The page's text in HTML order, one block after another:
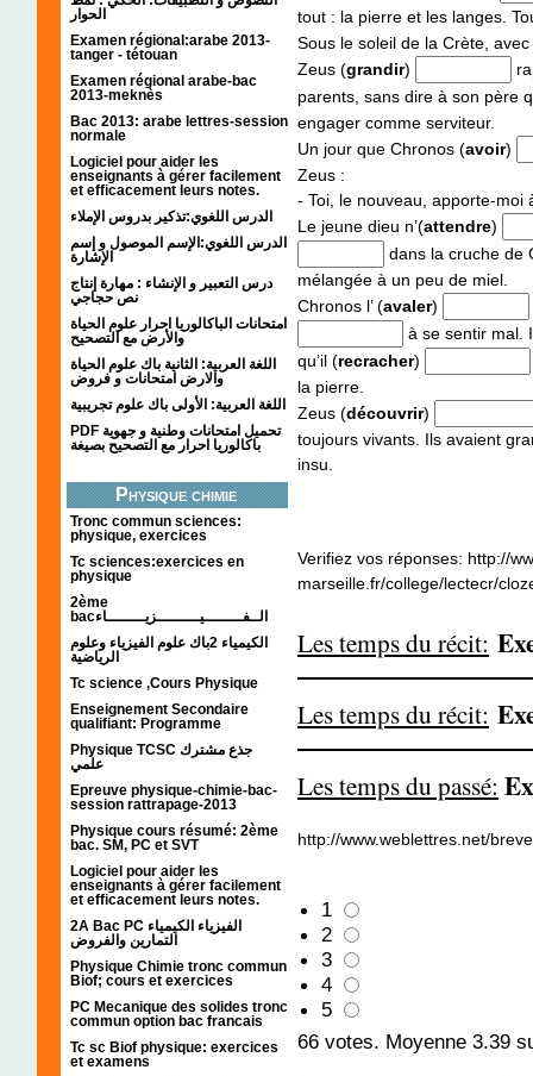
الحوار
Examen régional:arabe 2013-
tanger - tétouan
Examen régional arabe-bac
2013-meknès
Bac 2013: arabe lettres-session
normale
Logiciel pour aider les
enseignants à gérer facilement
et efficacement leurs notes.
الدرس اللغوي:تذكير بدروس الإملاء
الدرس اللغوي:الإسم الموصول و إسم
الإشارة
درس التعبير و الإنشاء : مهارة إنتاج
نص حجاجي
امتحانات الباكالوريا احرار علوم الحياة
والأرض مع التصحيح
اللغة العربية: الثانية باك علوم الحياة
والارض امتحانات و فروض
اللغة العربية: الأولى باك علوم تجريبية
PDF تحميل امتحانات وطنية و جهوية
باكالوريا احرار مع التصحيح بصيغة
Physique chimie
Tronc commun sciences:
physique, exercices
Tc sciences:exercices en
physique
2ème
bacالــفــــــــيـــــــــزيــــــــاء
الكيمياء 2باك علوم الفيزياء وعلوم
الرياضية
Tc science ,Cours Physique
Enseignement Secondaire
qualifiant: Programme
Physique TCSC جذع مشترك
علمي
Epreuve physique-chimie-bac-
session rattrapage-2013
Physique cours résumé: 2ème
bac. SM, PC et SVT
Logiciel pour aider les
enseignants à gérer facilement
et efficacement leurs notes.
2A Bac PC الفيزياء الكيمياء
التمارين والفروض
Physique Chimie tronc commun
Biof; cours et exercices
PC Mecanique des solides tronc
commun option bac francais
Tc sc Biof physique: exercices
et examens
tout : la pierre et les langes.
Sous le soleil de la Crète,
Zeus (grandir)
parents, sans dire à son père
engager comme serviteur.
Un jour que Chronos (avoir)
Zeus :
- Toi, le nouveau, apporte-moi
Le jeune dieu n’(attendre)
dans la cruche de
mélangée à un peu de miel.
Chronos l’ (avaler)
à se sentir mal.
qu’il (recracher)
la pierre.
Zeus (découvrir)
toujours vivants. Ils avaient
insu.
Verifiez vos réponses: http://
marseille.fr/college/lectecr/
Les temps du récit:
Les temps du récit:
Les temps du passé:
http://www.weblettres.net/
1
2
3
4
5
66 votes. Moyenne 3.39